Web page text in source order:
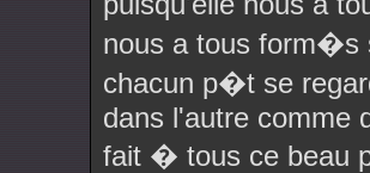
nous a tous
chacun p�t se
dans l'autre comme
fait � tous ce beau